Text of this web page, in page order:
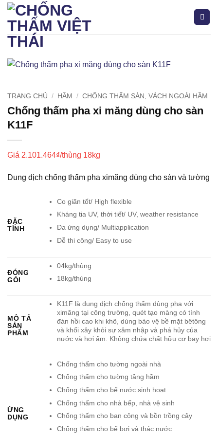
Bỏ
TRANG CHỦ / HẦM / CHỐNG THẤM SÀN, VÁCH NGOÀI HẦM
Chống thấm pha xi măng dùng cho sàn
K11F
Giá 2.101.464₫/thùng 18kg
Dung dịch chống thấm pha ximăng dùng cho sàn và tường
ĐẶC
TÍNH
Co giãn tốt/ High flexible
Kháng tia UV, thời tiết/ UV, weather resistance
Đa ứng dụng/ Multiapplication
Dễ thi công/ Easy to use
ĐÓNG
GÓI
04kg/thùng
18kg/thùng
MÔ TẢ
SẢN
PHẨM
K11F là dung dịch chống thấm dùng pha với
ximăng tại công trường, quét tạo màng có tính
đàn hồi cao khi khô, dùng bảo vệ bề mặt bêtông
và khối xây khỏi sự xâm nhập và phá hủy của
nước và hơi ẩm. Không chứa chất hữu cơ bay hơi
ỨNG
DỤNG
Chống thấm cho tường ngoài nhà
Chống thấm cho tường tầng hầm
Chống thấm cho bể nước sinh hoạt
Chống thấm cho nhà bếp, nhà vệ sinh
Chống thấm cho ban công và bồn trồng cây
Chống thấm cho bể bơi và thác nước